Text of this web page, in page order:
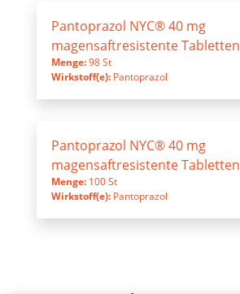
Pantoprazol NYC® 40 mg
magensaftresistente Tabletten
Menge:98 St
Wirkstoff(e): Pantoprazol
Pantoprazol NYC® 40 mg
magensaftresistente Tabletten
Menge: 100 St
Wirkstoff(e): Pantoprazol